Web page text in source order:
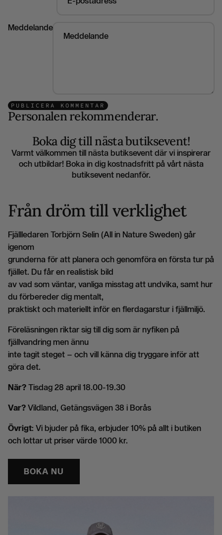
Meddelande
PUBLICERA KOMMENTAR
Personalen rekommenderar.
Boka dig till nästa butiksevent!
Varmt välkommen till nästa butiksevent där vi inspirerar
och utbildar! Boka in dig kostnadsfritt på vårt nästa
butiksevent nedanför.
Från dröm till verklighet
Fjällledaren Torbjörn Selin (All in Nature Sweden) går
igenom
grunderna för att planera och genomföra en första tur på
fjället. Du får en realistisk bild
av vad som väntar, vanliga misstag att undvika, samt hur
du förbereder dig mentalt,
praktiskt och materiellt inför en flerdagarstur i fjällmiljö.
Föreläsningen riktar sig till dig som är nyfiken på
fjällvandring men ännu
inte tagit steget – och vill känna dig tryggare inför att
göra det.
När? Tisdag 28 april 18.00-19.30
Var? Vildland, Getängsvägen 38 i Borås
Övrigt: Vi bjuder på fika, erbjuder 10% på allt i butiken
och lottar ut priser värde 1000 kr.
BOKA NU